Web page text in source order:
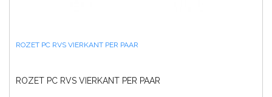
ROZET PC RVS VIERKANT PER PAAR
ROZET PC RVS VIERKANT PER PAAR